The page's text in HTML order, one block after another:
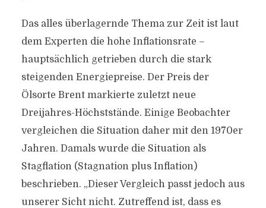
Das alles überlagernde Thema zur Zeit ist laut
dem Experten die hohe Inflationsrate –
hauptsächlich getrieben durch die stark
steigenden Energiepreise. Der Preis der
Ölsorte Brent markierte zuletzt neue
Dreijahres-Höchststände. Einige Beobachter
vergleichen die Situation daher mit den 1970er
Jahren. Damals wurde die Situation als
Stagflation (Stagnation plus Inflation)
beschrieben. „Dieser Vergleich passt jedoch aus
unserer Sicht nicht. Zutreffend ist, dass es